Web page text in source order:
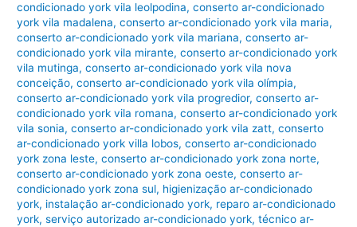
condicionado york vila leolpodina,conserto ar-condicionado
york vila madalena,conserto ar-condicionado york vila maria,
conserto ar-condicionado york vila mariana,conserto ar-
condicionado york vila mirante,conserto ar-condicionado york
vila mutinga,conserto ar-condicionado york vila nova
conceição,conserto ar-condicionado york vila olímpia,
conserto ar-condicionado york vila progredior,conserto ar-
condicionado york vila romana,conserto ar-condicionado york
vila sonia,conserto ar-condicionado york vila zatt,conserto
ar-condicionado york villa lobos,conserto ar-condicionado
york zona leste,conserto ar-condicionado york zona norte,
conserto ar-condicionado york zona oeste,conserto ar-
condicionado york zona sul, higienização ar-condicionado
york, instalação ar-condicionado york, reparo ar-condicionado
york,serviço autorizado ar-condicionado york,técnico ar-